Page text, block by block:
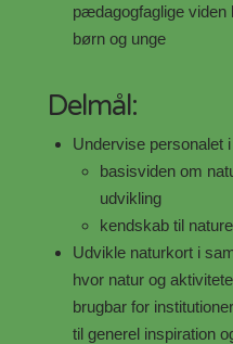
pædagogfaglige viden
børn og unge
Delmål:
Undervise personalet
basisviden om
udvikling
kendskab til
Udvikle naturkort i
hvor natur og
brugbar for
til generel inspiration